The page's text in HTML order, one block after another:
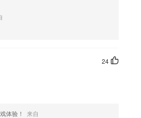
24
体验！
来自